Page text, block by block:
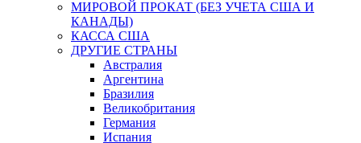
МИРОВОЙ ПРОКАТ (БЕЗ УЧЕТА США И
КАНАДЫ)
КАССА США
ДРУГИЕ СТРАНЫ
Австралия
Аргентина
Бразилия
Великобритания
Германия
Испания